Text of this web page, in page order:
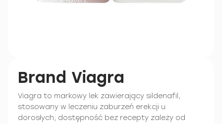
Brand Viagra
Viagra to markowy lek zawierający sildenafil,
stosowany w leczeniu zaburzeń erekcji u
dorosłych; dostępność bez recepty zależy od